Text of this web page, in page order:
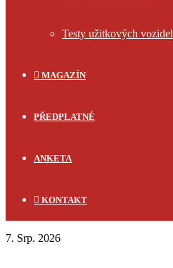
Testy užitkových vozidel
MAGAZÍN
PŘEDPLATNÉ
ANKETA
KONTAKT
7. Srp. 2026